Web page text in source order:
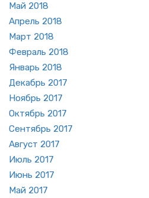
Май 2018
Ап­рель 2018
Март 2018
Фев­раль 2018
Ян­варь 2018
Де­кабрь 2017
Но­ябрь 2017
Ок­тябрь 2017
Сен­тябрь 2017
Ав­густ 2017
Июль 2017
Июнь 2017
Май 2017